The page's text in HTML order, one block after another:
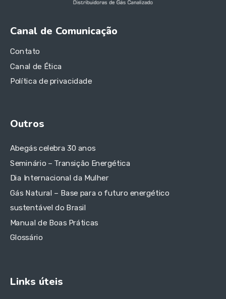
Canal de Comunicação
Contato
Canal de Ética
Política de privacidade
Outros
Abegás celebra 30 anos
Seminário – Transição Energética
Dia Internacional da Mulher
Gás Natural – Base para o futuro energético
sustentável do Brasil
Manual de Boas Práticas
Glossário
Links úteis